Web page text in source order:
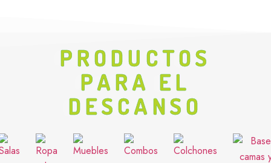
PRODUCTOS
PARA EL
DESCANSO